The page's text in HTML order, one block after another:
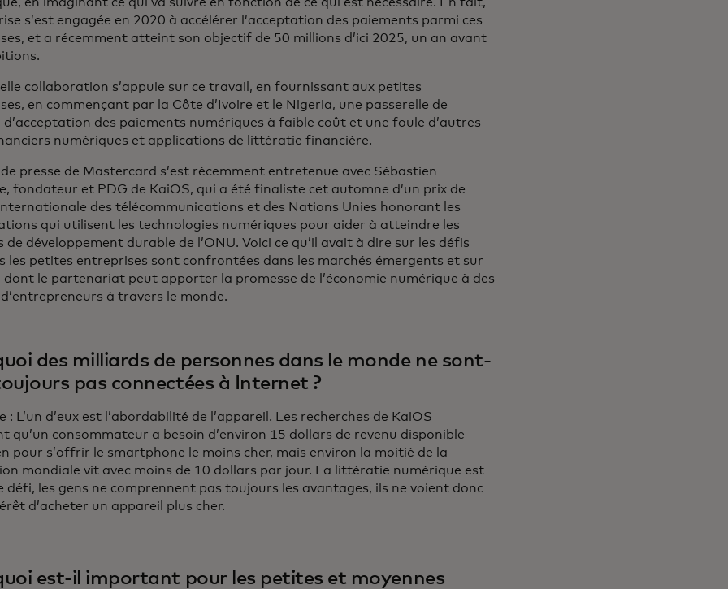
s’est engagée en 2020 à accélérer l’acceptation des paiements parmi ces
et a récemment atteint son objectif de 50 millions d’ici 2025, un an avant
collaboration s’appuie sur ce travail, en fournissant aux petites
en commençant par la Côte d’Ivoire et le Nigeria, une passerelle de
des paiements numériques à faible coût et une foule d’autres
numériques et applications de littératie financière.
presse de Mastercard s’est récemment entretenue avec Sébastien
fondateur et PDG de KaiOS, qui a été finaliste cet automne d’un prix de
des télécommunications et des Nations Unies honorant les
qui utilisent les technologies numériques pour aider à atteindre les
de développement durable de l’ONU. Voici ce qu’il avait à dire sur les défis
les petites entreprises sont confrontées dans les marchés émergents et sur
dont le partenariat peut apporter la promesse de l’économie numérique à des
à travers le monde.
des milliards de personnes dans le monde ne sont-
pas connectées à Internet ?
: L’un d’eux est l’abordabilité de l’appareil. Les recherches de KaiOS
qu’un consommateur a besoin d’environ 15 dollars de revenu disponible
pour s’offrir le smartphone le moins cher, mais environ la moitié de la
mondiale vit avec moins de 10 dollars par jour. La littératie numérique est
défi, les gens ne comprennent pas toujours les avantages, ils ne voient donc
d’acheter un appareil plus cher.
est-il important pour les petites et moyennes